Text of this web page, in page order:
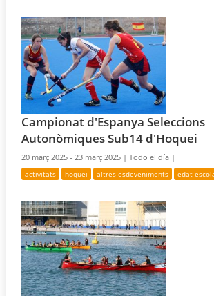
Campionat d'Espanya Seleccions
Autonòmiques Sub14 d'Hoquei
20 març 2025 - 23 març 2025 |Todo el día |
activitats hoquei altres esdeveniments edat